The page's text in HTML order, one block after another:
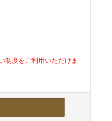
制度をご利用いただけま